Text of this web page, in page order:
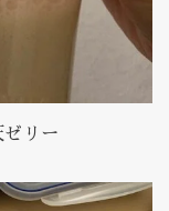
リー